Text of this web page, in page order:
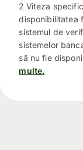
2 Viteza
disponibilitatea
sistemul de
sistemelor
să nu fie
multe.